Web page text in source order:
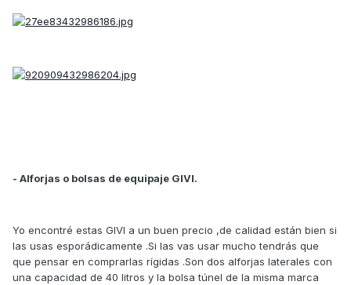
- Alforjas o bolsas de equipaje GIVI.
Yo encontré estas GIVI a un buen precio ,de calidad están bien si
las usas esporádicamente .Si las vas usar mucho tendrás que
que pensar en comprarlas rígidas .Son dos alforjas laterales con
una capacidad de 40 litros y la bolsa túnel de la misma marca